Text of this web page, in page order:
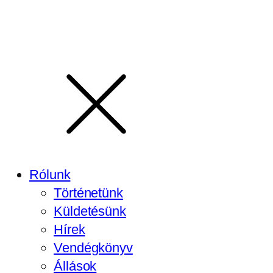
Rólunk
Történetünk
Küldetésünk
Hírek
Vendégkönyv
Állások